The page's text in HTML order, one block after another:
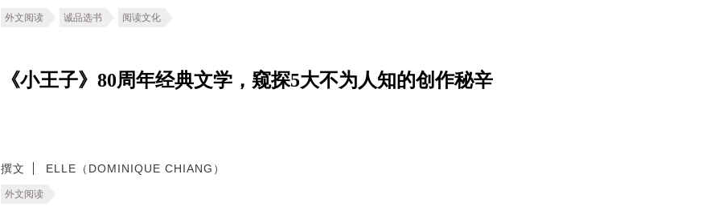
外文阅读 诚品选书 阅读文化
《小王子》80周年经典文学，窥探5大不为人知的创作秘辛
撰文 ELLE（DOMINIQUE CHIANG）
外文阅读